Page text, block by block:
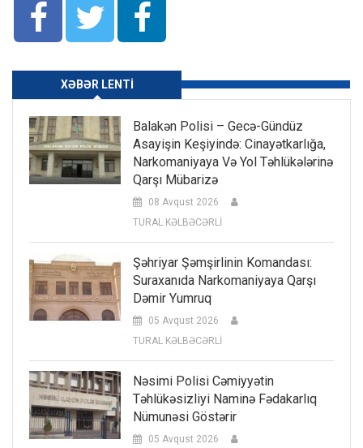
XƏBƏR LENTI
Balakən Polisi – Gecə-Gündüz
Asayişin Keşiyində: Cinayətkarlığa,
Narkomaniyaya Və Yol Təhlükələrinə
Qarşı Mübarizə
08 Avqust 2026
TURAL KƏLBƏCƏRLİ
Şəhriyar Şəmşirlinin Komandası:
Suraxanıda Narkomaniyaya Qarşı
Dəmir Yumruq
05 Avqust 2026
TURAL KƏLBƏCƏRLİ
Nəsimi Polisi Cəmiyyətin
Təhlükəsizliyi Naminə Fədakarlıq
Nümunəsi Göstərir
05 Avqust 2026